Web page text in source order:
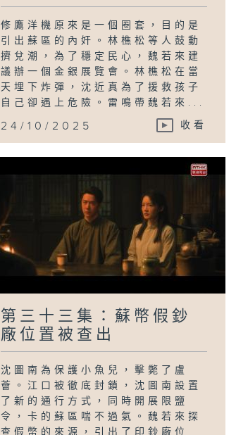
修鷹洋機原來是一個圈套，目的是
引出蘇區的內奸。林樵松等人鼓動
擠兌潮，為了穩定民心，魏若來建
議辦一個金銀展覽會。林樵松在當
天埋下炸彈，沈近真為了援救孩子
自己卻遇上危險。雷鳴帶魏若來...
24/10/2025 收看
第三十三集：蘇幣假鈔
廠位置被查出
沈圖南為保護小魚兒，擊斃了盧
薈。江口被徹底封鎖，沈圖南設置
了新的通行方式，同時開展限鹽
令，卡的蘇區喘不過氣。魏若來探
查假幣的來源，引出了印鈔廠位